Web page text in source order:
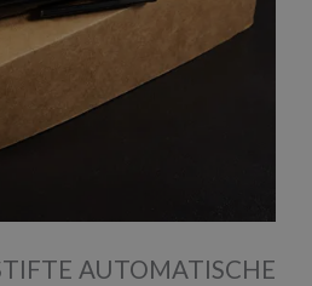
AUTOMATISCHE